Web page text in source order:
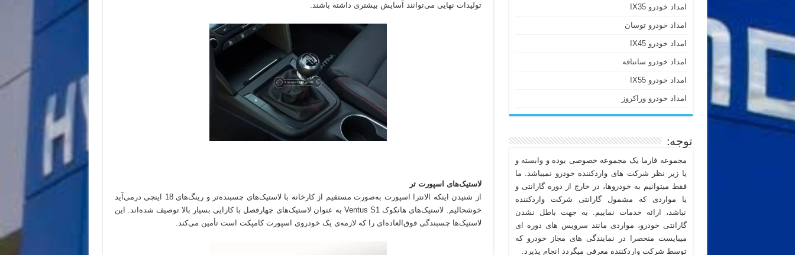
تولیدات نهایی می‌توانند آسایش بیشتری داشته باشند.
لاستیک‌های اسپورت تر
از شنیدن اینکه الانترا اسپورت به‌صورت مستقیم از کارخانه با لاستیک‌های چسبنده‌تر و رینگ‌های 18 اینچی درمی‌آید
خوشحالیم. لاستیک‌های هانکوک Ventus S1 به عنوان لاستیک‌های چهارفصل با کارایی بسیار بالا توصیف شده‌اند. این
لاستیک‌ها چسبندگی فوق‌العاده‌ای را که لازمه‌ی یک خودروی اسپورت کامپکت است تأمین می‌کند.
امداد خودرو IX35
امداد خودرو توسان
امداد خودرو IX45
امداد خودرو سانتافه
امداد خودرو IX55
امداد خودرو وراکروز
توجه:
مجموعه فارما یک مجموعه خصوصی بوده و وابسته و
یا زیر نظر شرکت های واردکننده خودرو نمیباشد. ما
فقط میتوانیم به خودروها، در خارج از دوره گارانتی و
یا مواردی که مشمول گارانتی شرکت واردکننده
نباشد، ارائه خدمات نماییم. به جهت باطل نشدن
گارانتی خودرو، مواردی مانند سرویس های دوره ای
میبایست منحصرا در نمایندگی های مجاز خودرو که
توسط شرکت واردکننده معرفی میگردد انجام پذیرد.